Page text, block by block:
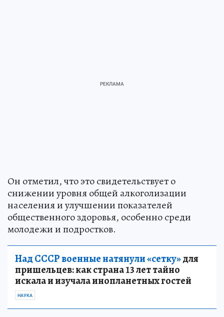
Он отметил, что это свидетельствует о
снижении уровня общей алкоголизации
населения и улучшении показателей
общественного здоровья, особенно среди
молодежи и подростков.
Над СССР военные натянули «сетку»для
пришельцев: как страна 13 лет тайно
искала и изучала инопланетных гостей
НАУКА